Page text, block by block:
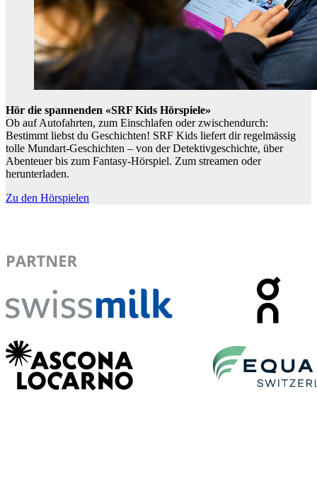
Hör die spannenden «SRF Kids Hörspiele»
Ob auf Autofahrten, zum Einschlafen oder zwischendurch:
Bestimmt liebst du Geschichten! SRF Kids liefert dir regelmässig
tolle Mundart-Geschichten – von der Detektivgeschichte, über
Abenteuer bis zum Fantasy-Hörspiel. Zum streamen oder
herunterladen.
Zu den Hörspielen